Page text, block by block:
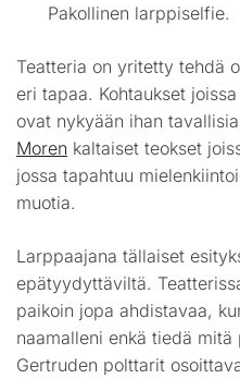
Pakollinen larppiselfie.
Teatteria on yritetty tehdä
eri tapaa. Kohtaukset
ovat nykyään ihan
Moren kaltaiset teokset
jossa tapahtuu
muotia.
Larppaajana tällaiset
epätyydyttäviltä.
paikoin jopa ahdistavaa,
naamalleni enkä tiedä
Gertruden polttarit